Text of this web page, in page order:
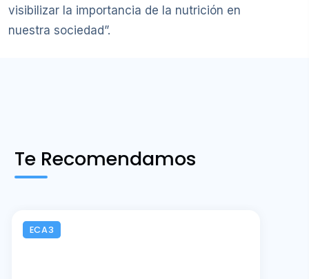
visibilizar la importancia de la nutrición en
nuestra sociedad”.
Te Recomendamos
ECA3